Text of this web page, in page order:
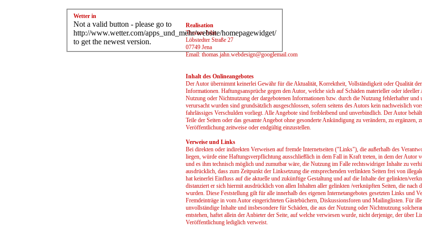
Wetter in
Not a valid button - please go to
http://www.wetter.com/apps_und_mehr/website/homepagewidget/
to get the newest version.
Realisation
Thomas Jahn
Löbstedter Straße 27
07749 Jena
Email: thomas.jahn.webdesign@googlemail.com
Inhalt des Onlineangebotes
Der Autor übernimmt keinerlei Gewähr für die Aktualität, Korrektheit, Vollständigkeit oder Qualität
Informationen. Haftungsansprüche gegen den Autor, welche sich auf Schäden materieller oder ideeller
Nutzung oder Nichtnutzung der dargebotenen Informationen bzw. durch die Nutzung fehlerhafter
verursacht wurden sind grundsätzlich ausgeschlossen, sofern seitens des Autors kein nachweislich
fahrlässiges Verschulden vorliegt. Alle Angebote sind freibleibend und unverbindlich. Der Autor
Teile der Seiten oder das gesamte Angebot ohne gesonderte Ankündigung zu verändern, zu ergänzen,
Veröffentlichung zeitweise oder endgültig einzustellen.
Verweise und Links
Bei direkten oder indirekten Verweisen auf fremde Internetseiten ("Links"), die außerhalb des
liegen, würde eine Haftungsverpflichtung ausschließlich in dem Fall in Kraft treten, in dem der Autor
und es ihm technisch möglich und zumutbar wäre, die Nutzung im Falle rechtswidriger Inhalte zu
ausdrücklich, dass zum Zeitpunkt der Linksetzung die entsprechenden verlinkten Seiten frei von
hat keinerlei Einfluss auf die aktuelle und zukünftige Gestaltung und auf die Inhalte der gelinkten/
distanziert er sich hiermit ausdrücklich von allen Inhalten aller gelinkten /verknüpften Seiten, die nach
wurden. Diese Feststellung gilt für alle innerhalb des eigenen Internetangebotes gesetzten Links und
Fremdeinträge in vom Autor eingerichteten Gästebüchern, Diskussionsforen und Mailinglisten. Für
unvollständige Inhalte und insbesondere für Schäden, die aus der Nutzung oder Nichtnutzung
entstehen, haftet allein der Anbieter der Seite, auf welche verwiesen wurde, nicht derjenige, der über
Veröffentlichung lediglich verweist.